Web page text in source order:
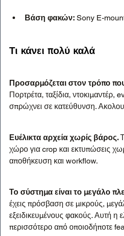
Βάση φακών: Sony E-
Τι κάνει πολύ καλά
Προσαρμόζεται στον τρόπο
Πορτρέτα, ταξίδια,
σπρώχνει σε κατεύθυνση.
Ευέλικτα αρχεία χωρίς βάρος.
χώρο για crop και εκτυπώσεις
αποθήκευση και workflow.
Το σύστημα είναι το μεγάλο
έχεις πρόσβαση σε μικρούς,
εξειδικευμένους φακούς. Αυτή η
περισσότερο από οποιοδήποτε